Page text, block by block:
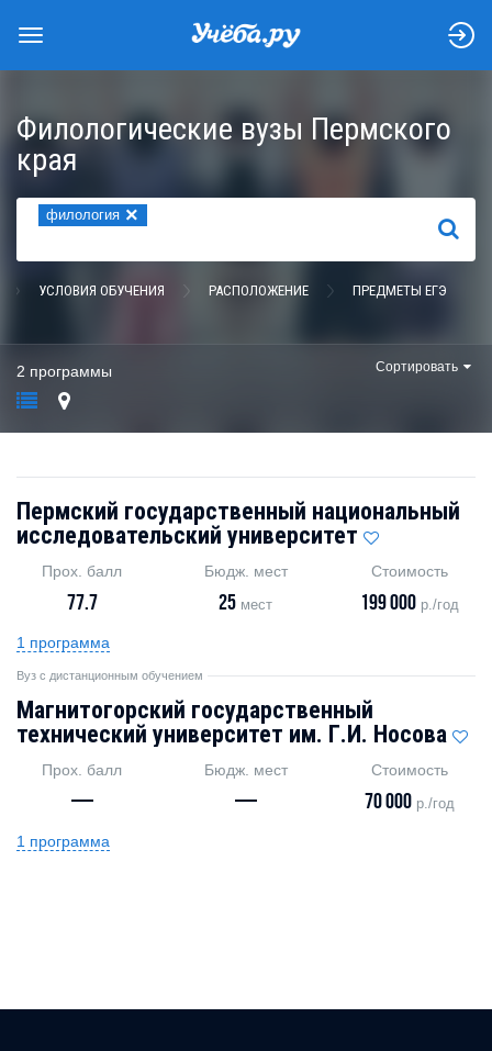
Филологические вузы Пермского
края
филология ×
НАЙТИ
УСЛОВИЯ ОБУЧЕНИЯ РАСПОЛОЖЕНИЕ ПРЕДМЕТЫ ЕГЭ
2 программы Сортировать
Пермский государственный национальный
исследовательский университет
Прох. балл
77.7
Бюдж. мест
25 мест
Стоимость
199 000 р./год
1 программа
Вуз с дистанционным обучением
Магнитогорский государственный
технический университет им. Г.И. Носова
Прох. балл
—
Бюдж. мест
—
Стоимость
70 000 р./год
1 программа